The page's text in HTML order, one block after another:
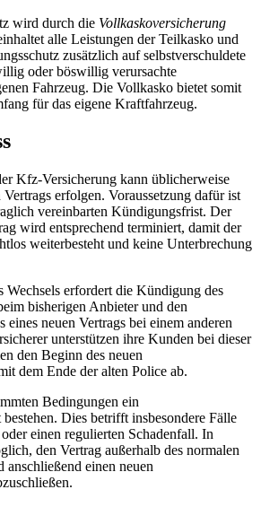
wird durch die Vollkaskoversicherung
alle Leistungen der Teilkasko und
zusätzlich auf selbstverschuldete
oder böswillig verursachte
Fahrzeug. Die Vollkasko bietet somit
für das eigene Kraftfahrzeug.
Kfz-Versicherung kann üblicherweise
erfolgen. Voraussetzung dafür ist
vereinbarten Kündigungsfrist. Der
wird entsprechend terminiert, damit der
weiterbesteht und keine Unterbrechung
erfordert die Kündigung des
bisherigen Anbieter und den
eines neuen Vertrags bei einem anderen
unterstützen ihre Kunden bei dieser
den Beginn des neuen
dem Ende der alten Police ab.
Bedingungen ein
Dies betrifft insbesondere Fälle
einen regulierten Schadenfall. In
den Vertrag außerhalb des normalen
anschließend einen neuen